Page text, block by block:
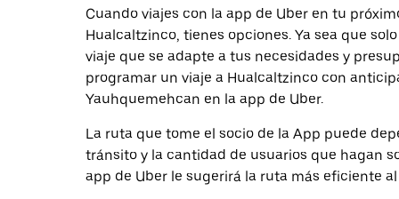
Cuando viajes con la app de Uber en tu
Hualcaltzinco, tienes opciones. Ya sea que
viaje que se adapte a tus necesidades y
programar un viaje a Hualcaltzinco con
Yauhquemehcan en la app de Uber.
La ruta que tome el socio de la App puede
tránsito y la cantidad de usuarios que hagan
app de Uber le sugerirá la ruta más eficiente